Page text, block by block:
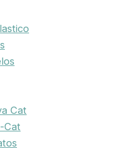
Cat
Cat